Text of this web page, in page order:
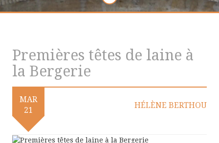
Premières têtes de laine à
la Bergerie
MAR
21
HÉLÈNE BERTHOU